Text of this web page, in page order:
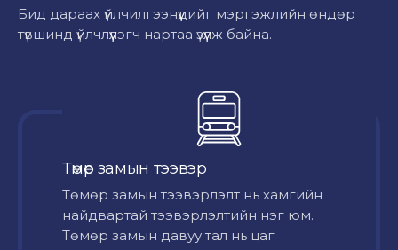
Бид дараах үйлчилгээнүүдийг мэргэжлийн өндөр
түвшинд үйлчлүүлэгч нартаа үзүүлж байна.
Төмөр замын тээвэр
Төмөр замын тээвэрлэлт нь хамгийн
найдвартай тээвэрлэлтийн нэг юм.
Төмөр замын давуу тал нь цаг